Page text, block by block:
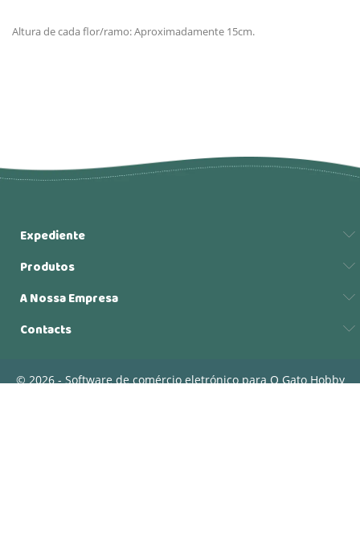
Altura de cada flor/ramo: Aproximadamente 15cm.
Expediente
Produtos
A Nossa Empresa
Contacts
© 2026 - Software de comércio eletrónico para O Gato Hobby